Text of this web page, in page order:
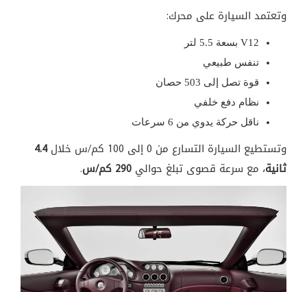
وتعتمد السيارة على محرك:
V12 بسعة 5.5 لتر
تنفس طبيعي
قوة تصل إلى 503 حصان
نظام دفع خلفي
ناقل حركة يدوي من 6 سرعات
وتستطيع السيارة التسارع من 0 إلى 100 كم/س خلال
4.4
ثانية، مع سرعة قصوى تبلغ حوالي 290 كم/س .